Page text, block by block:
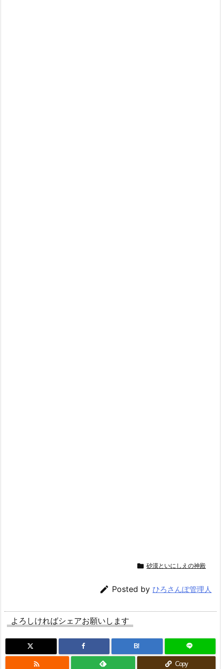
 砂漠といにしえの神殿
 Posted by ひろさんぽ管理人
よろしければシェアお願いします
B!
 Copy